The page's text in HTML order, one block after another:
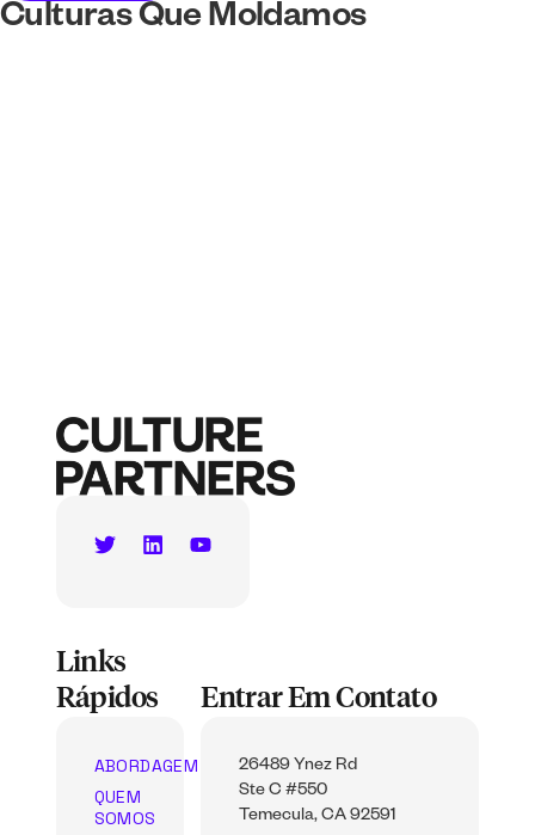
Culturas Que Moldamos
Links
Rápidos
ABORDAGEM
QUEM
SOMOS
Entrar Em Contato
26489 Ynez Rd
Ste C #550
Temecula, CA 92591